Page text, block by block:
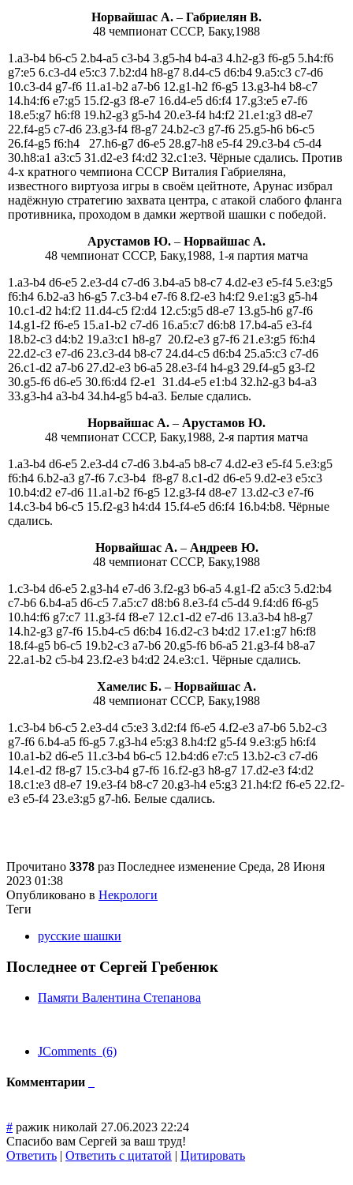
Норвайшас A. – Габриелян В.
48 чемпионат СССР, Баку,1988
1.a3-b4 b6-c5 2.b4-a5 c3-b4 3.g5-h4 b4-a3 4.h2-g3 f6-g5 5.h4:f6
g7:e5 6.c3-d4 e5:c3 7.b2:d4 h8-g7 8.d4-c5 d6:b4 9.a5:c3 c7-d6
10.c3-d4 g7-f6 11.a1-b2 a7-b6 12.g1-h2 f6-g5 13.g3-h4 b8-c7
14.h4:f6 e7:g5 15.f2-g3 f8-e7 16.d4-e5 d6:f4 17.g3:e5 e7-f6
18.e5:g7 h6:f8 19.h2-g3 g5-h4 20.e3-f4 h4:f2 21.e1:g3 d8-e7
22.f4-g5 с7-d6 23.g3-f4 f8-g7 24.b2-c3 g7-f6 25.g5-h6 b6-c5
26.f4-g5 f6:h4 27.h6-g7 d6-e5 28.g7-h8 e5-f4 29.c3-b4 c5-d4
30.h8:a1 a3:c5 31.d2-e3 f4:d2 32.c1:e3. Чёрные сдались. Против
4-х кратного чемпиона СССР Виталия Габриеляна,
известного виртуоза игры в своём цейтноте, Арунас избрал
надёжную стратегию захвата центра, с атакой слабого фланга
противника, проходом в дамки жертвой шашки с победой.
Арустамов Ю. – Норвайшас A.
48 чемпионат СССР, Баку,1988, 1-я партия матча
1.a3-b4 d6-e5 2.e3-d4 c7-d6 3.b4-a5 b8-c7 4.d2-e3 e5-f4 5.e3:g5
f6:h4 6.b2-a3 h6-g5 7.c3-b4 e7-f6 8.f2-e3 h4:f2 9.e1:g3 g5-h4
10.c1-d2 h4:f2 11.d4-c5 f2:d4 12.c5:g5 d8-e7 13.g5-h6 g7-f6
14.g1-f2 f6-e5 15.a1-b2 c7-d6 16.a5:c7 d6:b8 17.b4-a5 e3-f4
18.b2-c3 d4:b2 19.a3:c1 h8-g7 20.f2-e3 g7-f6 21.e3:g5 f6:h4
22.d2-c3 e7-d6 23.c3-d4 b8-c7 24.d4-c5 d6:b4 25.a5:c3 c7-d6
26.c1-d2 a7-b6 27.d2-e3 b6-a5 28.е3-f4 h4-g3 29.f4-g5 g3-f2
30.g5-f6 d6-e5 30.f6:d4 f2-e1 31.d4-e5 e1:b4 32.h2-g3 b4-a3
33.g3-h4 a3-b4 34.h4-g5 b4-a3. Белые сдались.
Норвайшас A. – Арустамов Ю.
48 чемпионат СССР, Баку,1988, 2-я партия матча
1.a3-b4 d6-e5 2.e3-d4 c7-d6 3.b4-a5 b8-c7 4.d2-e3 e5-f4 5.e3:g5
f6:h4 6.b2-a3 g7-f6 7.c3-b4 f8-g7 8.c1-d2 d6-e5 9.d2-e3 e5:c3
10.b4:d2 e7-d6 11.a1-b2 f6-g5 12.g3-f4 d8-e7 13.d2-c3 e7-f6
14.c3-b4 b6-c5 15.f2-g3 h4:d4 15.f4-e5 d6:f4 16.b4:b8. Чёрные
сдались.
Норвайшас A.– Андреев Ю.
48 чемпионат СССР, Баку,1988
1.c3-b4 d6-e5 2.g3-h4 e7-d6 3.f2-g3 b6-a5 4.g1-f2 a5:c3 5.d2:b4
c7-b6 6.b4-a5 d6-c5 7.a5:c7 d8:b6 8.e3-f4 c5-d4 9.f4:d6 f6-g5
10.h4:f6 g7:c7 11.g3-f4 f8-e7 12.c1-d2 e7-d6 13.a3-b4 h8-g7
14.h2-g3 g7-f6 15.b4-c5 d6:b4 16.d2-c3 b4:d2 17.e1:g7 h6:f8
18.f4-g5 b6-c5 19.b2-c3 a7-b6 20.g5-f6 b6-a5 21.g3-f4 b8-a7
22.a1-b2 c5-b4 23.f2-e3 b4:d2 24.e3:c1. Чёрные сдались.
Хамелис Б. – Норвайшас A.
48 чемпионат СССР, Баку,1988
1.c3-b4 b6-c5 2.e3-d4 c5:e3 3.d2:f4 f6-e5 4.f2-e3 a7-b6 5.b2-c3
g7-f6 6.b4-a5 f6-g5 7.g3-h4 e5:g3 8.h4:f2 g5-f4 9.e3:g5 h6:f4
10.a1-b2 d6-e5 11.c3-b4 b6-c5 12.b4:d6 e7:c5 13.b2-c3 c7-d6
14.e1-d2 f8-g7 15.c3-b4 g7-f6 16.f2-g3 h8-g7 17.d2-e3 f4:d2
18.c1:e3 d8-e7 19.e3-f4 b8-c7 20.g3-h4 e5:g3 21.h4:f2 f6-e5 22.f2-
e3 e5-f4 23.e3:g5 g7-h6. Белые сдались.
Прочитано 3378 раз Последнее изменение Среда, 28 Июня
2023 01:38
Опубликовано в Некрологи
Теги
русские шашки
Последнее от Сергей Гребенюк
Памяти Валентина Степанова
JComments (6)
Комментарии
# ражик николай 27.06.2023 22:24
Спасибо вам Сергей за ваш труд!
Ответить | Ответить с цитатой | Цитировать